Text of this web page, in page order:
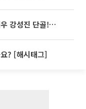
'2TV 생생정보' 오늘방송맛집- 배우 강성진 단골! 쌀국수ㆍ푸팟퐁 커리 맛집 '블○○○'
? [해시태그]